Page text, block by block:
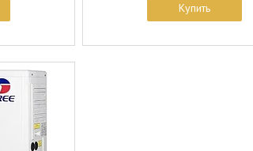
Купить